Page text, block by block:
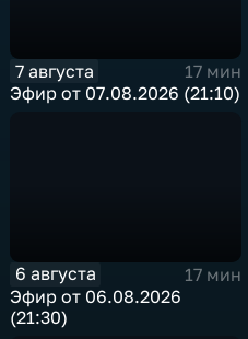
7 августа
17 мин
Эфир от 07.08.2026 (21:10)
6 августа
17 мин
Эфир от 06.08.2026
(21:30)